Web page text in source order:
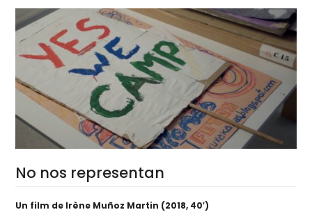
No nos representan
Un film de Irène Muñoz Martin (2018, 40′)